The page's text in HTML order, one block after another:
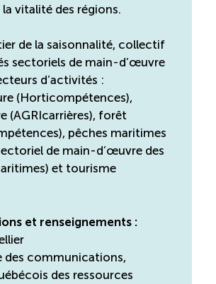
vitalité des régions.
de la saisonnalité, collectif
sectoriels de main-d’œuvre
d’activités :
(Horticompétences),
(AGRIcarrières), forêt
pêches maritimes
de main-d’œuvre des
et tourisme
et renseignements :
des communications,
des ressources